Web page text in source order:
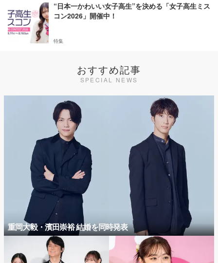
“日本一かわいい女子高生”を決める「女子高生ミス
コン2026」開催中！
特集
おすすめ記事
SPECIAL NEWS
重岡大毅・濱田崇裕 結婚を同時発表